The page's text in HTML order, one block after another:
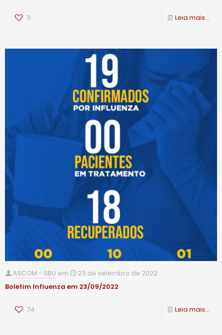
11 Leia mais...
ASCOM - SBU em
23 de setembro de 2022
Boletim Influenza em 23/09/2022
74 Leia mais...